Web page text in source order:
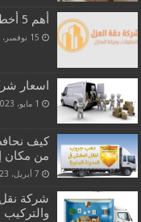
أهم 5 أخطاء شائعة في تنفيذ العزل وكيف تتجنبها
15 نوفمبر، 2025
اسعار
1 مايو، 2023
كيف
من
7 أبريل، 2023
شركة نقل
والتركيب